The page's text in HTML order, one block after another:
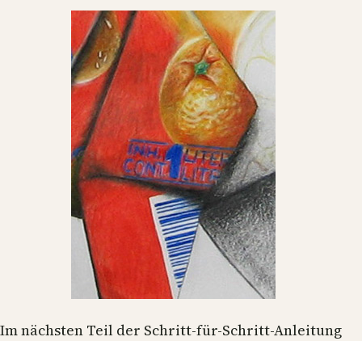
Im nächsten Teil der Schritt-für-Schritt-Anleitung